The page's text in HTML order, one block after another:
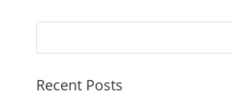
Recent Posts